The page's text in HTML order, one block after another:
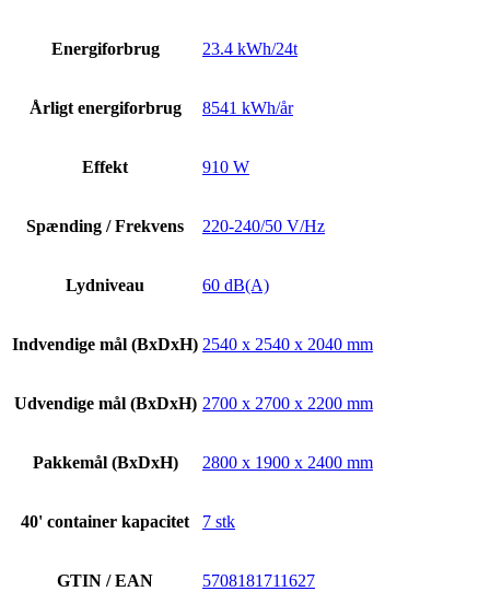
Energiforbrug 23.4 kWh/24t
Årligt energiforbrug 8541 kWh/år
Effekt 910 W
Spænding / Frekvens 220-240/50 V/Hz
Lydniveau 60 dB(A)
Indvendige mål (BxDxH) 2540 x 2540 x 2040 mm
Udvendige mål (BxDxH) 2700 x 2700 x 2200 mm
Pakkemål (BxDxH) 2800 x 1900 x 2400 mm
40' container kapacitet 7 stk
GTIN / EAN 5708181711627